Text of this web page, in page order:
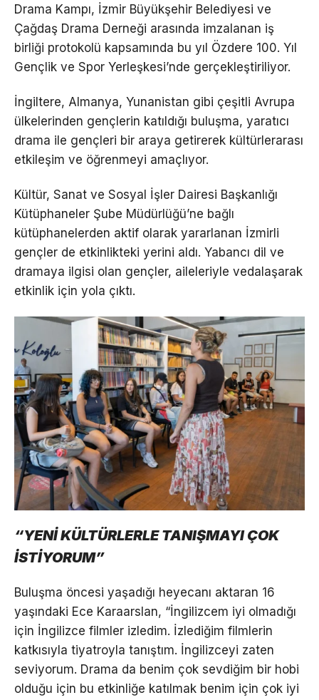
Drama Kampı, İzmir Büyükşehir Belediyesi ve
Çağdaş Drama Derneği arasında imzalanan iş
birliği protokolü kapsamında bu yıl Özdere 100. Yıl
Gençlik ve Spor Yerleşkesi’nde gerçekleştiriliyor.
İngiltere, Almanya, Yunanistan gibi çeşitli Avrupa
ülkelerinden gençlerin katıldığı buluşma, yaratıcı
drama ile gençleri bir araya getirerek kültürlerarası
etkileşim ve öğrenmeyi amaçlıyor.
Kültür, Sanat ve Sosyal İşler Dairesi Başkanlığı
Kütüphaneler Şube Müdürlüğü’ne bağlı
kütüphanelerden aktif olarak yararlanan İzmirli
gençler de etkinlikteki yerini aldı. Yabancı dil ve
dramaya ilgisi olan gençler, aileleriyle vedalaşarak
etkinlik için yola çıktı.
“YENİ KÜLTÜRLERLE TANIŞMAYI ÇOK
İSTİYORUM”
Buluşma öncesi yaşadığı heyecanı aktaran 16
yaşındaki Ece Karaarslan, “İngilizcem iyi olmadığı
için İngilizce filmler izledim. İzlediğim filmlerin
katkısıyla tiyatroyla tanıştım. İngilizceyi zaten
seviyorum. Drama da benim çok sevdiğim bir hobi
olduğu için bu etkinliğe katılmak benim için çok iyi